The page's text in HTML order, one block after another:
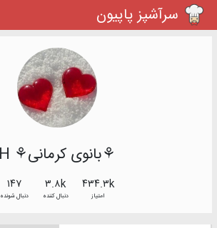
سرآشپز پاپیون
⚘بانوی کرمانی⚘ H
۴۳۴.۳k
امتیاز
۳.۸k
دنبال کننده
۱۴۷
دنبال شونده